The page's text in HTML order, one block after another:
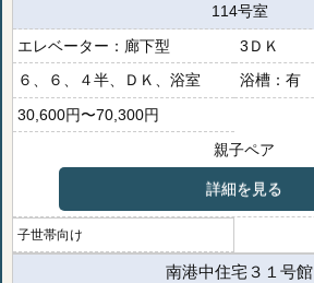
114号室
廊下型
3ＤＫ
６、６、４半、ＤＫ、浴室
有
30,600円〜70,300円
親子ペア
詳細を見る
子世帯向け
南港中住宅３１号館